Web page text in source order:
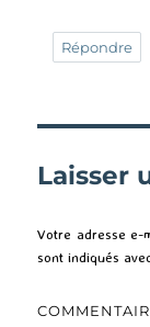
Répondre
Laisser
Votre adresse e-
sont indiqués